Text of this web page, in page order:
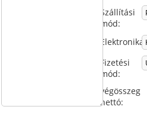
Szállítási
mód:
Elektronika:
Fizetési
mód:
végösszeg
nettó: